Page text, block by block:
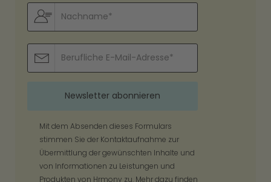
Mit dem Absenden dieses Formulars
stimmen Sie der Kontaktaufnahme zur
Übermittlung der gewünschten Inhalte und
von Informationen zu Leistungen und
Produkten von Hrmony zu. Mehr dazu finden